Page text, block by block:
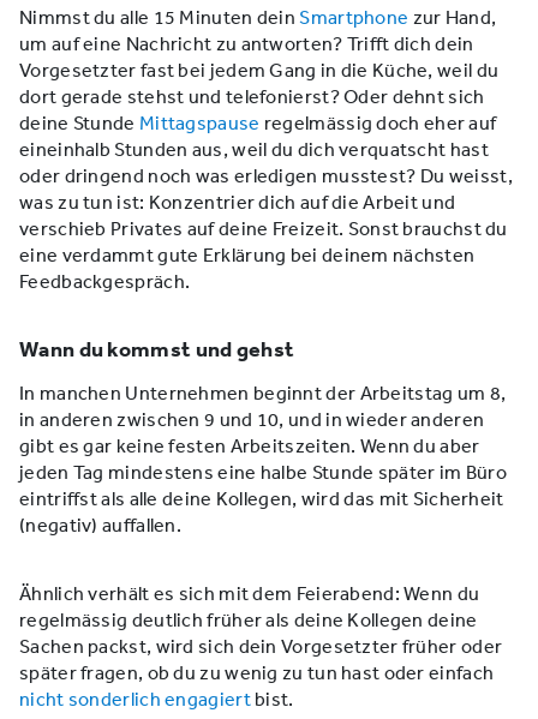
Nimmst du alle 15 Minuten deinSmartphone zur Hand,
um auf eine Nachricht zu antworten? Trifft dich dein
Vorgesetzter fast bei jedem Gang in die Küche, weil du
dort gerade stehst und telefonierst? Oder dehnt sich
deine Stunde Mittagspause regelmässig doch eher auf
eineinhalb Stunden aus, weil du dich verquatscht hast
oder dringend noch was erledigen musstest? Du weisst,
was zu tun ist: Konzentrier dich auf die Arbeit und
verschieb Privates auf deine Freizeit. Sonst brauchst du
eine verdammt gute Erklärung bei deinem nächsten
Feedbackgespräch.
Wann du kommst und gehst
In manchen Unternehmen beginnt der Arbeitstag um 8,
in anderen zwischen 9 und 10, und in wieder anderen
gibt es gar keine festen Arbeitszeiten. Wenn du aber
jeden Tag mindestens eine halbe Stunde später im Büro
eintriffst als alle deine Kollegen, wird das mit Sicherheit
(negativ) auffallen.
Ähnlich verhält es sich mit dem Feierabend: Wenn du
regelmässig deutlich früher als deine Kollegen deine
Sachen packst, wird sich dein Vorgesetzter früher oder
später fragen, ob du zu wenig zu tun hast oder einfach
nicht sonderlich engagiertbist.